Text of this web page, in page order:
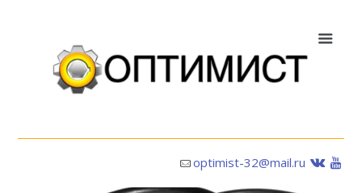
optimist-32@mail.ru